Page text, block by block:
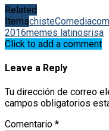
Related
ItemschisteComedia
2016memes latinosrisa
Click to add a comment
Leave a Reply
Tu dirección de correo
campos obligatorios
Comentario *